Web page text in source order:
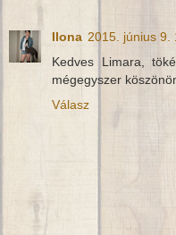
Ilona 2015. június 9.
Kedves Limara,
mégegyszer
Válasz